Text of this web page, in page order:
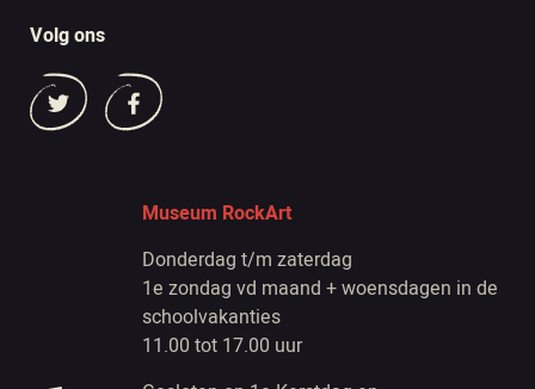
Volg ons
Museum RockArt
Donderdag t/m zaterdag
1e zondag vd maand + woensdagen in de
schoolvakanties
11.00 tot 17.00 uur